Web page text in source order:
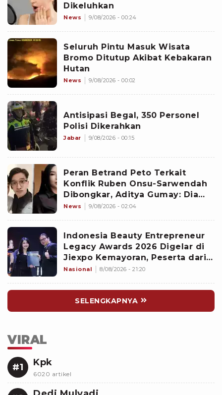
Dikeluhkan
News 9/08/2026 - 00:24
Seluruh Pintu Masuk Wisata
Bromo Ditutup Akibat Kebakaran
Hutan
News 9/08/2026 - 00:02
Antisipasi Begal, 350 Personel
Polisi Dikerahkan
Jabar 9/08/2026 - 00:15
Peran Betrand Peto Terkait
Konflik Ruben Onsu-Sarwendah
Dibongkar, Aditya Gumay: Dia
Pemegang Kartu
News 9/08/2026 - 02:04
Indonesia Beauty Entrepreneur
Legacy Awards 2026 Digelar di
Jiexpo Kemayoran, Peserta dari
4 Negara Adu Karya PMU
Nasional 8/08/2026 - 21:20
SELENGKAPNYA
VIRAL
#1 Kpk
6020 artikel